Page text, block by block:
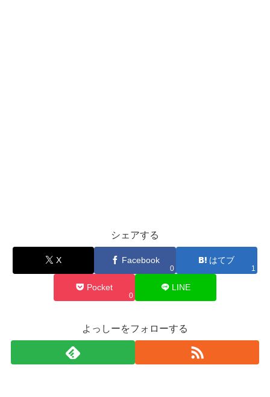
シェアする
X Facebook
0
はてブ
1
Pocket
0
LINE
よっしーをフォローする